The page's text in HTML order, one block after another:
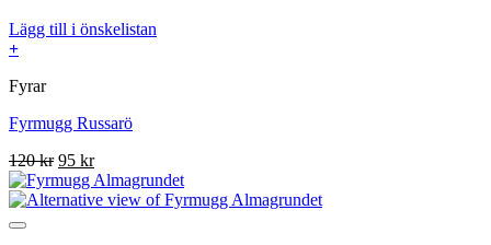
Lägg till i önskelistan
+
Fyrar
Fyrmugg Russarö
120kr Det
ursprungliga
priset
95 krDet
nuvarande
priset